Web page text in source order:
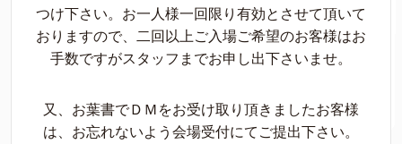
つけ下さい。お一人様一回限り有効とさせて頂いて
おりますので、二回以上ご入場ご希望のお客様はお
手数ですがスタッフまでお申し出下さいませ。
又、お葉書でＤＭをお受け取り頂きましたお客様
は、お忘れないよう会場受付にてご提出下さい。